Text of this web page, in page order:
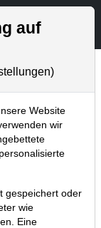
und Artikelsuche
China
auf
Website
wir
gespeichert oder
wie
Eine